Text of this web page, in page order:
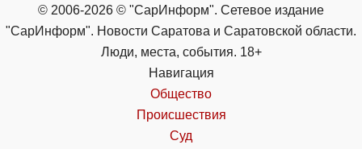
© 2006-2026 © "СарИнформ". Сетевое издание
"СарИнформ". Новости Саратова и Саратовской области.
Люди, места, события. 18+
Навигация
Общество
Происшествия
Суд